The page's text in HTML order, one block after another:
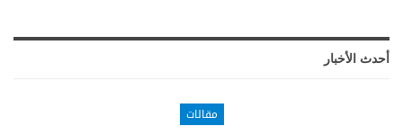
أحدث الأخبار
مقالات